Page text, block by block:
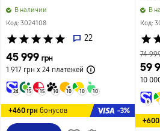
B наличии
Код: 3024108
star star star star star 22
45 999 грн
1 917 грн х 24 платежей
24 15 15 10 10 10 10
+460 грн бонусов -3%
B
Код:
star
74
59
10
6
+600